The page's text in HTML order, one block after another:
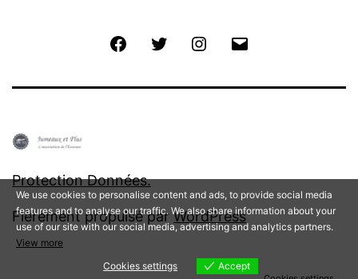
FacebookTwitter Instagram
Protection Données.
Fièrement propulsé parWordPress
We use cookies to personalise content and ads, to provide social media
features and to analyse our traffic. We also share information about your
use of our site with our social media, advertising and analytics partners.
View more
Cookies settings
Accept